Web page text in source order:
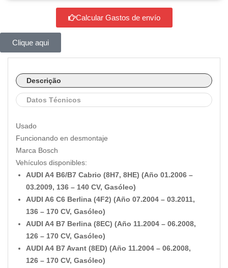
Calcular Gastos de envío
Clique aqui
Descrição
Datos Técnicos
Usado
Funcionando en desmontaje
Marca Bosch
Vehículos disponibles:
AUDI A4 B6/B7 Cabrio (8H7, 8HE) (Año 01.2006 –
03.2009, 136 – 140 CV, Gasóleo)
AUDI A6 C6 Berlina (4F2) (Año 07.2004 – 03.2011,
136 – 170 CV, Gasóleo)
AUDI A4 B7 Berlina (8EC) (Año 11.2004 – 06.2008,
126 – 170 CV, Gasóleo)
AUDI A4 B7 Avant (8ED) (Año 11.2004 – 06.2008,
126 – 170 CV, Gasóleo)